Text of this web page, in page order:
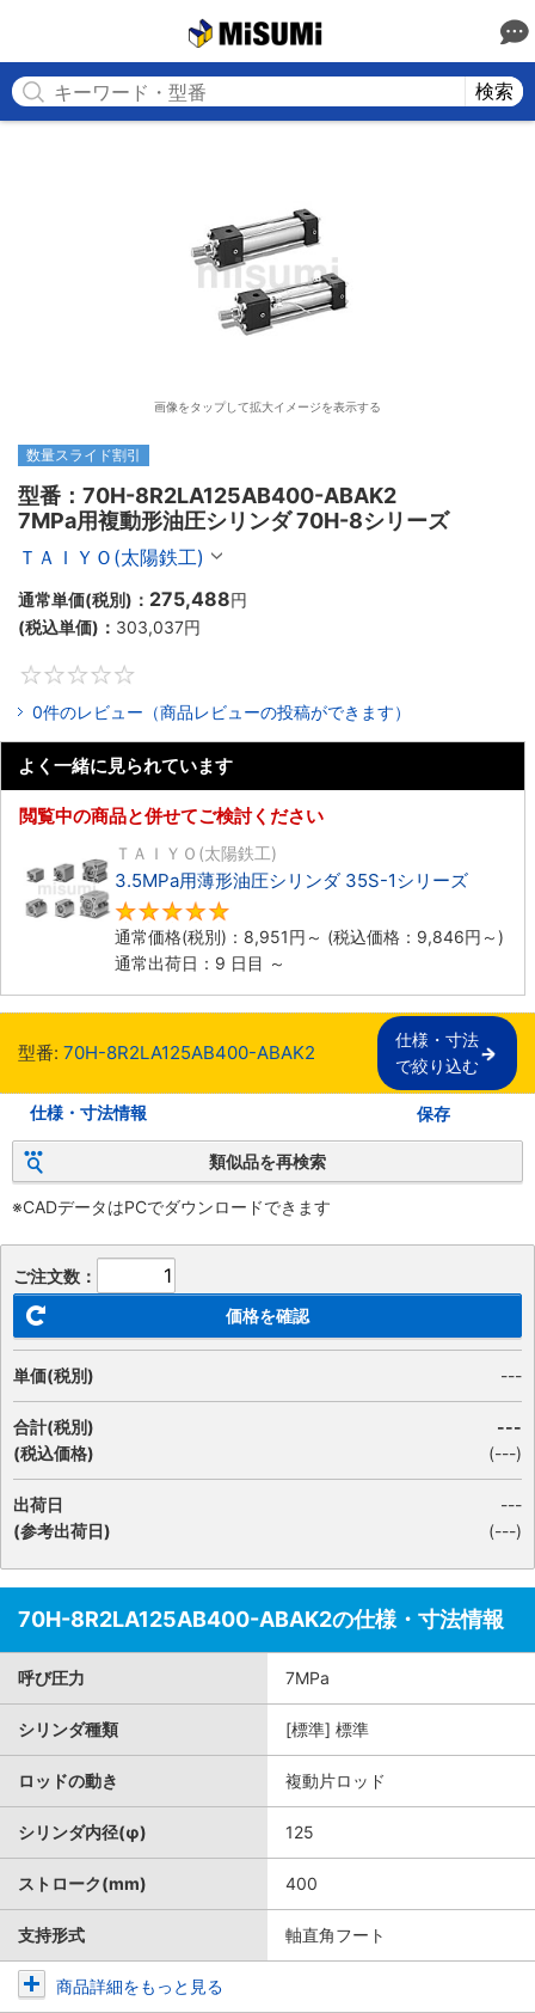
検索
画像をタップして拡大イメージを表示する
数量スライド割引
型番：70H-8R2LA125AB400-ABAK2
7MPa用複動形油圧シリンダ 70H-8シリーズ
ＴＡＩＹＯ(太陽鉄工)
通常単価(税別)： 275,488円
(税込単価)： 303,037円
0件のレビュー（商品レビューの投稿ができます）
よく一緒に見られています
閲覧中の商品と併せてご検討ください
ＴＡＩＹＯ(太陽鉄工)
3.5MPa用薄形油圧シリンダ 35S-1シリーズ
通常価格(税別)： 8,951円 ～ (税込価格： 9,846円 ～)
通常出荷日：9 日目 ～
型番: 70H-8R2LA125AB400-ABAK2
仕様・寸法
で絞り込む
仕様・寸法情報 保存
類似品を再検索
※CADデータはPCでダウンロードできます
ご注文数：
価格を確認
単価(税別) ---
合計(税別)
(税込価格)
---
(---)
出荷日
(参考出荷日)
---
(---)
70H-8R2LA125AB400-ABAK2の仕様・寸法情報
呼び圧力 7MPa
シリンダ種類 [標準] 標準
ロッドの動き 複動片ロッド
シリンダ内径(φ) 125
ストローク(mm) 400
支持形式 軸直角フート
商品詳細をもっと見る